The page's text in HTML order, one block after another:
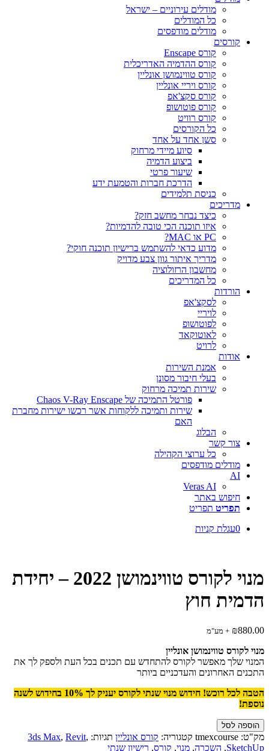
מודלים עירוניים – ישראל
כל המודלים
מודלים מודפסים
קורסים
קורס Enscape
קורס ההדמיה האדריכלית
קורס טווינמושן אונליין
קורס ויריי אונליין
קורס סקצ'אפ
קורס פוטושופ
קורס רוויט
כל הקורסים
סשן אחד על אחד
סיוע מיידי מרחוק
ביצוע הדמיה
שיעור פרטי
הדרכת חברות והטמעת ידע
כניסת תלמידים
מדריכים
כיצד נבחר מחשב חזק?
איזו תוכנה הכי טובה להדמיות?‎‎
PC או MAC?
מדוע כדאי להשתמש ברישיון תוכנה חוקי?
מדריך איתור גוון צבע מדויק
מחשבון הרזולוציה
כל המדריכים
הורדות
לסקצ'אפ
לויריי
לפוטושופ
לאוטוקאד
לרויט
אודות
אמנת השירות
בעלי חיבור מסונן
שירות תמיכה מרחוק
פורטל התמיכה של Chaos V-Ray Enscape
שירות ותמיכה ללקוחות אשר רכשו ישירות מחברת
האם
הבלוג
צור קשר
כל ערוצי הקהילה
מודלים מודפסים
AI
Veras AI
חיפוש באתר
תפריט תפריט
0עגלת קניות
מנוי לקורס טווינמושן 2022 – יחידת
הדמית חוץ
₪880.00 + מע"מ
מנוי לקורס טווינמושן אונליין
המנוי שלך מאפשר לקורס להתחדש עם תכנים בכל העת ולספק לך את
התכנים האחרונים והעדכניים ביותר
הטבה לכל רוכש! חידוש מנוי שנתי לקורס יעניק לך 10% בחידוש לשנה
נוספת!
כמות
של
מנוי
הוספה לסל
מק"ט: tmexcourse קטגוריה: קורס אונליין תגיות: 3ds Max, Revit,
SketchUp
, השכרה, מנוי, קורס, רישיון שנתי